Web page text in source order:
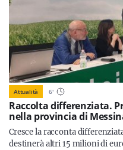
Attualità 6'
Raccolta differenziata.
nella provincia di
Cresce la racconta
destinerà altri 15 milioni di